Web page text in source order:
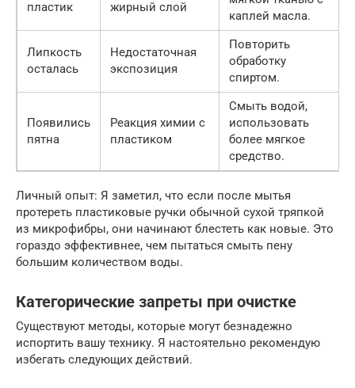
пластик
жирный слой
каплей масла.
Липкость
осталась
Недостаточная
экспозиция
Повторить
обработку
спиртом.
Появились
пятна
Реакция химии с
пластиком
Смыть водой,
использовать
более мягкое
средство.
Личный опыт: Я заметил, что если после мытья
протереть пластиковые ручки обычной сухой тряпкой
из микрофибры, они начинают блестеть как новые. Это
гораздо эффективнее, чем пытаться смыть пену
большим количеством воды.
Категорические запреты при очистке
Существуют методы, которые могут безнадежно
испортить вашу технику. Я настоятельно рекомендую
избегать следующих действий.